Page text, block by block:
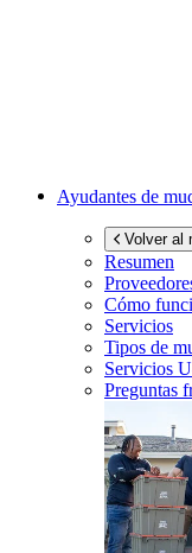
Ayudantes de
Volver al
Resumen
Cómo
Servicios
Tipos de
Servicios
Preguntas